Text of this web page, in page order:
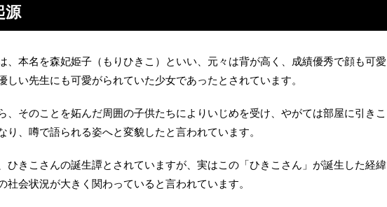
源
、本名を森妃姫子（もりひきこ）といい、元々は背が高く、成績優秀で顔も可愛
しい先生にも可愛がられていた少女であったとされています。
、そのことを妬んだ周囲の子供たちによりいじめを受け、やがては部屋に引きこ
り、噂で語られる姿へと変貌したと言われています。
ひきこさんの誕生譚とされていますが、実はこの「ひきこさん」が誕生した経緯
社会状況が大きく関わっていると言われています。